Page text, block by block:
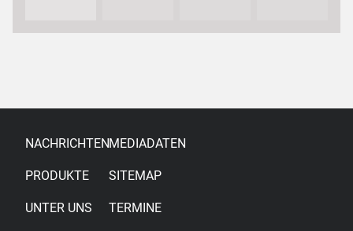
NACHRICHTEN
PRODUKTE
UNTER UNS
MEDIADATEN
SITEMAP
TERMINE